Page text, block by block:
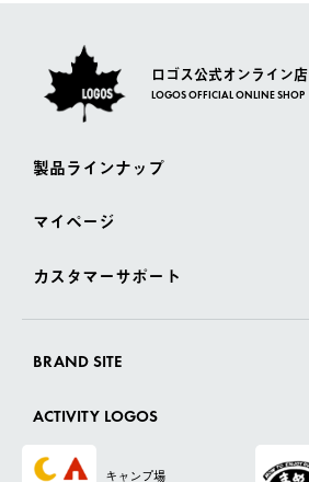
ロゴス公式オンライン店
LOGOS OFFICIAL ONLINE SHOP
製品ラインナップ
マイページ
カスタマーサポート
BRAND SITE
ACTIVITY LOGOS
キャンプ場